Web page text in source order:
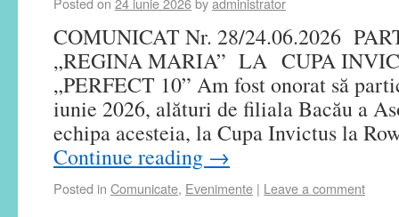
COMUNICAT Nr. 28/24.06.2026
„REGINA MARIA” LA CUPA
„PERFECT 10” Am fost onorat să
iunie 2026, alături de filiala Bacău a
echipa acesteia, la Cupa Invictus la
Continue reading →
Posted in Comunicate, Evenimente | Leave a comment